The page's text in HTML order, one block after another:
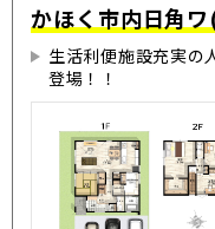
かほく市内日角
生活利便施設充実
登場！！